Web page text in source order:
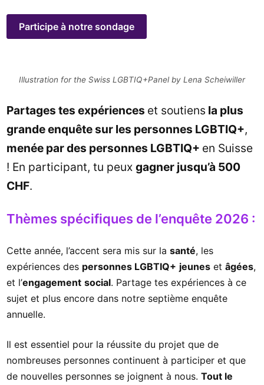
Participe à notre sondage
Illustration for the Swiss LGBTIQ+Panel by Lena Scheiwiller
Partages tes expériences et soutiens la plus
grande enquête sur les personnes LGBTIQ+,
menée par des personnes LGBTIQ+ en Suisse
! En participant, tu peux gagner jusqu’à 500
CHF.
Thèmes spécifiques de l’enquête 2026 :
Cette année, l’accent sera mis sur la santé, les
expériences des personnes LGBTIQ+ jeunes et âgées,
et l’engagement social. Partage tes expériences à ce
sujet et plus encore dans notre septième enquête
annuelle.
Il est essentiel pour la réussite du projet que de
nombreuses personnes continuent à participer et que
de nouvelles personnes se joignent à nous. Tout le